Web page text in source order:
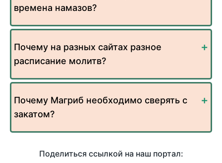
времена намазов?
Почему на разных сайтах разное
расписание молитв?
Почему Магриб необходимо сверять с
закатом?
Поделиться ссылкой на наш портал: